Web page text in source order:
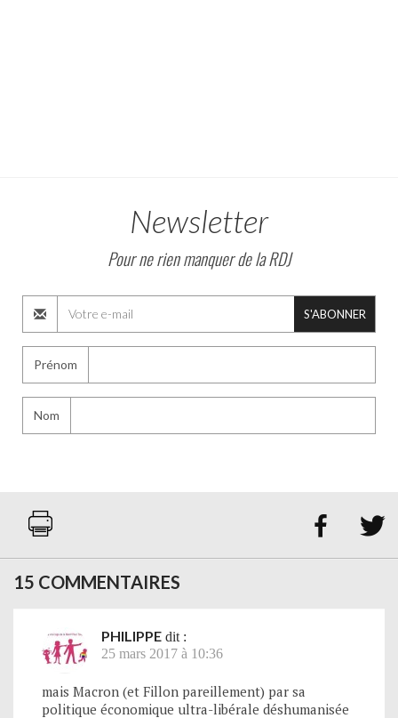
Newsletter
Pour ne rien manquer de la RDJ
S'ABONNER
Prénom
Nom
 
15 COMMENTAIRES
PHILIPPE dit :
25 mars 2017 à 10:36
mais Macron (et Fillon pareillement) par sa
politique économique ultra-libérale déshumanisée